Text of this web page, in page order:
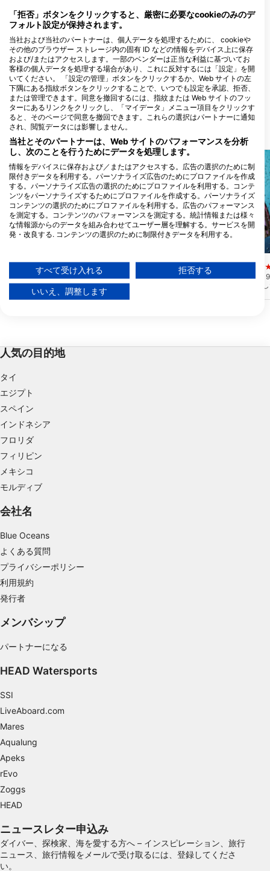
グセンター
Divecrew Training
Brookers Corner, RG45 6ST
Crowthorne, イギリス
Mulberry Marine
Experiences
Suite 2, Unit 16 Sherrington Mews,
PO20 0FJ Selsey, West Sussex, イギ
リス
近くのダイブサイト
UB1195(★1.0)
U-1195はドイツのVIIC型潜水艦。1945年
4月7日にイギリスの駆逐艦HMSウォッチ
マンからの深海攻撃で英仏海峡で撃沈され
た。圧力船体で分離されたコニングタワー
Hedwig Lunstedt
この小さなドイツ船は
移動した後に沈没しま
9マイル沖にいる。視
人気の目的地
タイ
エジプト
スペイン
インドネシア
フロリダ
フィリピン
メキシコ
モルディブ
会社名
Blue Oceans
よくある質問
プライバシーポリシー
利用規約
発行者
メンバシップ
パートナーになる
HEAD Watersports
SSI
LiveAboard.com
Mares
Aqualung
Apeks
rEvo
Zoggs
HEAD
ニュースレター申込み
ダイバー、探検家、海を愛する方へ – インスピレーション、旅行
ニュース、旅行情報をメールで受け取るには、登録してくださ
い。
「拒否」ボタンをクリックすると、厳密に必要なcookieのみのデ
フォルト設定が保持されます。
当社および当社のパートナーは、個人データを処理するために、 cookieや
その他のブラウザー ストレージ内の固有 ID などの情報をデバイス上に保存
および/またはアクセスします。一部のベンダーは正当な利益に基づいてお
客様の個人データを処理する場合があり、これに反対するには「設定」を開
いてください。 「設定の管理」ボタンをクリックするか、Web サイトの左
下隅にある指紋ボタンをクリックすることで、いつでも設定を承認、拒否、
または管理できます。同意を撤回するには、指紋または Web サイトのフッ
ターにあるリンクをクリックし、「マイデータ」メニュー項目をクリックす
ると、そのページで同意を撤回できます。これらの選択はパートナーに通知
され、閲覧データには影響しません。
当社とそのパートナーは、Web サイトのパフォーマンスを分析
し、次のことを行うためにデータを処理します。
情報をデバイスに保存および／またはアクセスする。広告の選択のために制
限付きデータを利用する。パーソナライズ広告のためにプロファイルを作成
する。パーソナライズ広告の選択のためにプロファイルを利用する。コンテ
ンツをパーソナライズするためにプロファイルを作成する。パーソナライズ
コンテンツの選択のためにプロファイルを利用する。広告のパフォーマンス
を測定する。コンテンツのパフォーマンスを測定する。統計情報または様々
な情報源からのデータを組み合わせてユーザー層を理解する。サービスを開
発・改良する. コンテンツの選択のために制限付きデータを利用する。
データは欧州連合外で共有され、米国に送信される場合があります。
お客様の同意とcookieポリシーは、この Web サイト/アプリにのみ適用され
情報をデバイスに保存および／またはアクセス
広告の選択のために制限付きデータを利用する
パーソナライズ広告のためにプロファイルを作
成する
ルを利用する
コンテンツをパーソナライズするためにプロフ
ァイルを作成する
パーソナライズコンテンツの選択のためにプロ
広告のパフォーマンスを測定する
コンテンツのパフォーマンスを測定する
統計情報または様々な情報源からのデータを組
用する
IAB特集：
正確な位置情報データを利用する
能動的に要求して取得した情報に基づくデバイ
スの識別
必要
性能
機能的
広告
すべて受け入れる 拒否する
いいえ、調整します